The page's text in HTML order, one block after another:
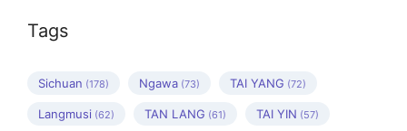
Tags
Sichuan (178) Ngawa (73) TAI YANG (72)
Langmusi (62) TAN LANG (61) TAI YIN (57)